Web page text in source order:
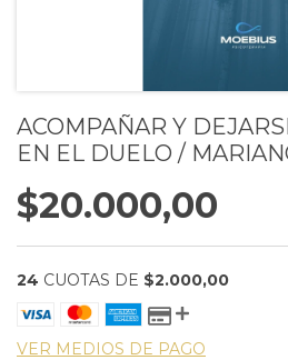
ACOMPAÑAR Y
EN EL DUELO /
$20.000,00
24 CUOTAS DE $2.000,00
VER MEDIOS DE PAGO